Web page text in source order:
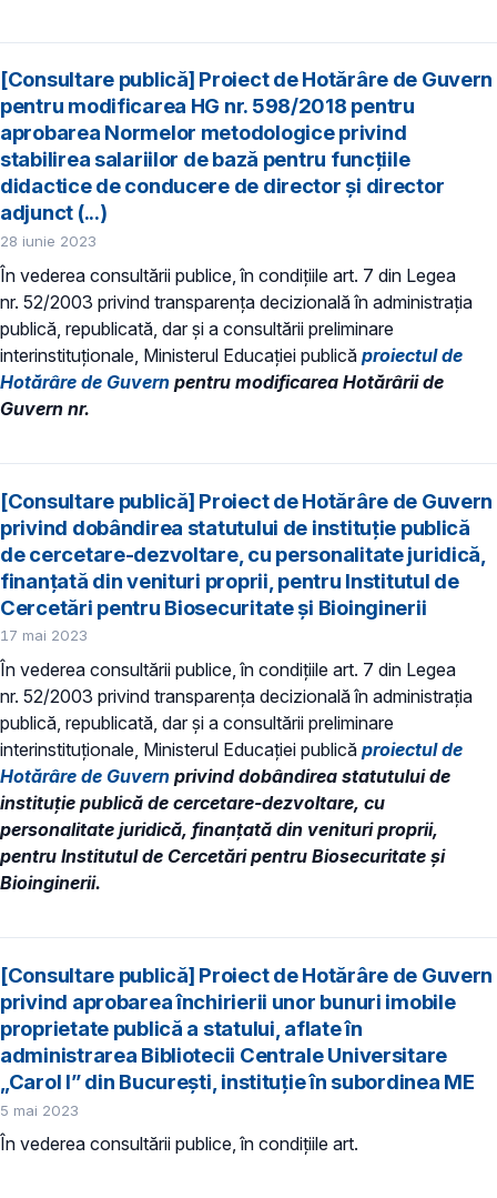
[Consultare publică] Proiect de Hotărâre de Guvern
pentru modificarea HG nr. 598/2018 pentru
aprobarea Normelor metodologice privind
stabilirea salariilor de bază pentru funcțiile
didactice de conducere de director și director
adjunct (...)
28 iunie 2023
În vederea consultării publice, în condiţiile art. 7 din Legea
nr. 52/2003 privind transparenţa decizională în administraţia
publică, republicată, dar și a consultării preliminare
interinstituționale, Ministerul Educaţiei publică proiectul de
Hotărâre de Guvern pentru modificarea Hotărârii de
Guvern nr.
[Consultare publică] Proiect de Hotărâre de Guvern
privind dobândirea statutului de instituţie publică
de cercetare-dezvoltare, cu personalitate juridică,
finanțată din venituri proprii, pentru Institutul de
Cercetări pentru Biosecuritate și Bioinginerii
17 mai 2023
În vederea consultării publice, în condiţiile art. 7 din Legea
nr. 52/2003 privind transparenţa decizională în administraţia
publică, republicată, dar și a consultării preliminare
interinstituționale, Ministerul Educaţiei publică proiectul de
Hotărâre de Guvern privind dobândirea statutului de
instituţie publică de cercetare-dezvoltare, cu
personalitate juridică, finanțată din venituri proprii,
pentru Institutul de Cercetări pentru Biosecuritate și
Bioinginerii.
[Consultare publică] Proiect de Hotărâre de Guvern
privind aprobarea închirierii unor bunuri imobile
proprietate publică a statului, aflate în
administrarea Bibliotecii Centrale Universitare
„Carol I” din București, instituție în subordinea ME
5 mai 2023
În vederea consultării publice, în condiţiile art.